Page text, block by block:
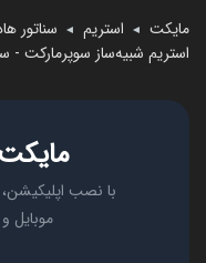
مایکت ◄ استریم ◄ سناتور
استریم شبیه‌ساز سوپرمارکت -
با نصب
موبایل